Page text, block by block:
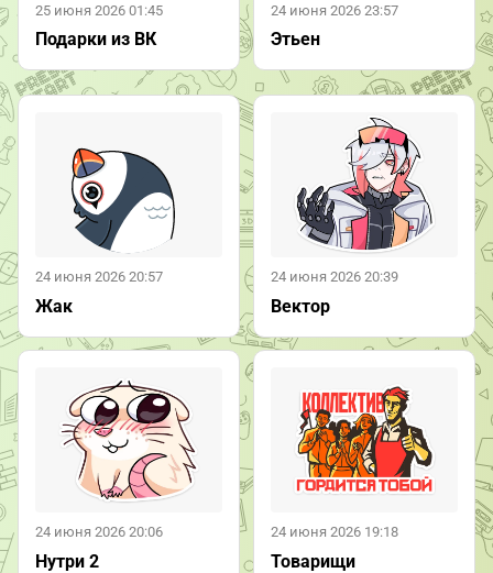
25 июня 2026 01:45
Подарки из ВК
24 июня 2026 23:57
Этьен
24 июня 2026 20:57
Жак
24 июня 2026 20:39
Вектор
24 июня 2026 20:06
Нутри 2
24 июня 2026 19:18
Товарищи